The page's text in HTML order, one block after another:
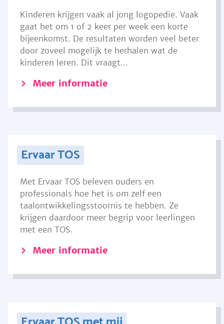
Kinderen krijgen vaak al jong logopedie. Vaak
gaat het om 1 of 2 keer per week een korte
bijeenkomst. De resultaten worden veel beter
door zoveel mogelijk te herhalen wat de
kinderen leren. Dit vraagt...
Meer informatie
Ervaar TOS
Met Ervaar TOS beleven ouders en
professionals hoe het is om zelf een
taalontwikkelingsstoornis te hebben. Ze
krijgen daardoor meer begrip voor leerlingen
met een TOS.
Meer informatie